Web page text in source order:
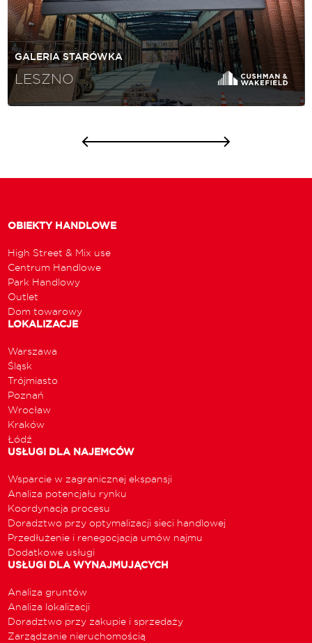
GALERIA STARÓWKA
LESZNO
OBIEKTY HANDLOWE
High Street & Mix use
Centrum Handlowe
Park Handlowy
Outlet
Dom towarowy
LOKALIZACJE
Warszawa
Śląsk
Trójmiasto
Poznań
Wrocław
Kraków
Łódź
USŁUGI DLA NAJEMCÓW
Wsparcie w zagranicznej ekspansji
Analiza potencjału rynku
Koordynacja procesu
Doradztwo przy optymalizacji sieci handlowej
Przedłużenie i renegocjacja umów najmu
Dodatkowe usługi
USŁUGI DLA WYNAJMUJĄCYCH
Analiza gruntów
Analiza lokalizacji
Doradztwo przy zakupie i sprzedaży
Zarządzanie nieruchomością